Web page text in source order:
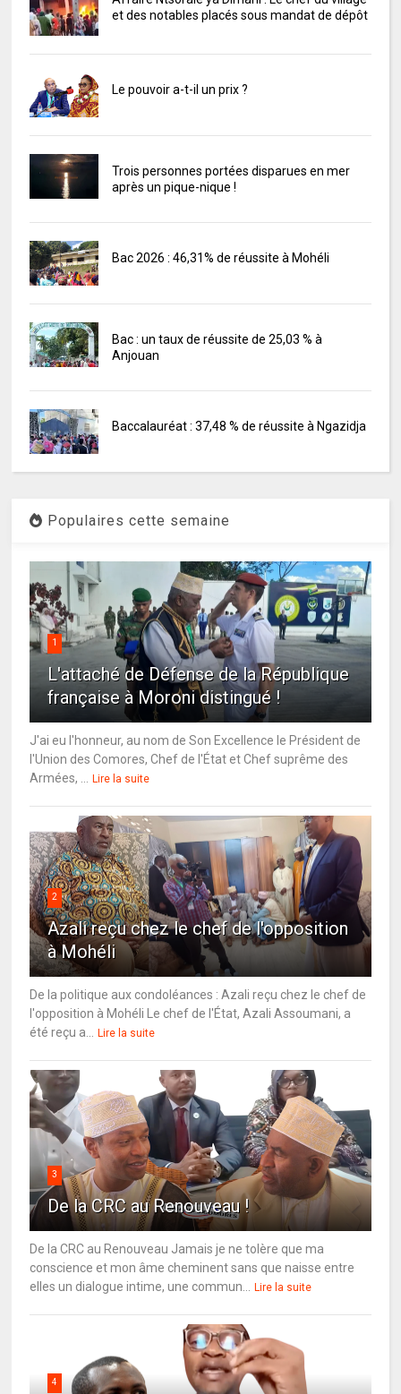
et des notables placés sous mandat de dépôt
Le pouvoir a-t-il un prix ?
Trois personnes portées disparues en mer
après un pique-nique !
Bac 2026 : 46,31% de réussite à Mohéli
Bac : un taux de réussite de 25,03 % à
Anjouan
Baccalauréat : 37,48 % de réussite à Ngazidja
Populaires cette semaine
1
L'attaché de Défense de la République
française à Moroni distingué !
J'ai eu l'honneur, au nom de Son Excellence le Président de
l'Union des Comores, Chef de l'État et Chef suprême des
Armées, ...
Lire la suite
2
Azali reçu chez le chef de l'opposition
à Mohéli
De la politique aux condoléances : Azali reçu chez le chef de
l'opposition à Mohéli Le chef de l'État, Azali Assoumani, a
été reçu a...
Lire la suite
3
De la CRC au Renouveau !
De la CRC au Renouveau Jamais je ne tolère que ma
conscience et mon âme cheminent sans que naisse entre
elles un dialogue intime, une commun...
Lire la suite
4